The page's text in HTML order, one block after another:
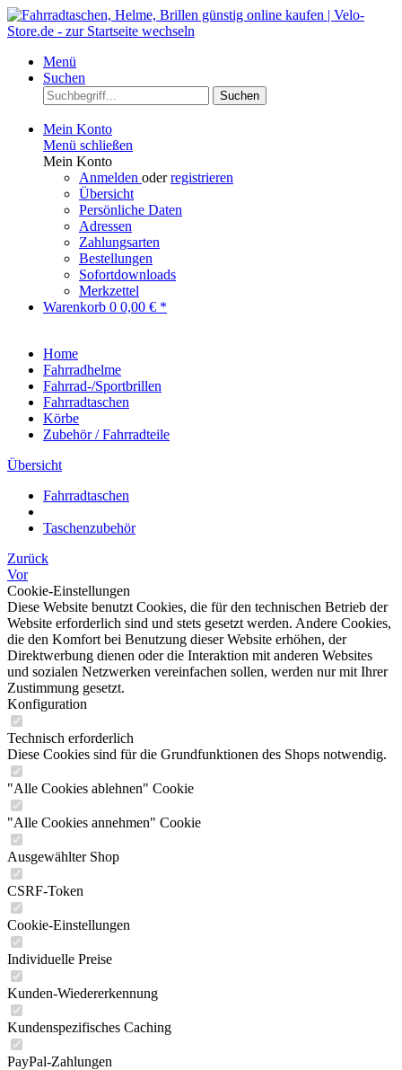
Menü
Suchen
Suchen
Mein Konto
Menü schließen
Mein Konto
Anmelden oderregistrieren
Übersicht
Persönliche Daten
Adressen
Zahlungsarten
Bestellungen
Sofortdownloads
Merkzettel
Warenkorb 0 0,00 € *
Home
Fahrradhelme
Fahrrad-/Sportbrillen
Fahrradtaschen
Körbe
Zubehör / Fahrradteile
Übersicht
Fahrradtaschen
Taschenzubehör
Zurück
Vor
Cookie-Einstellungen
Diese Website benutzt Cookies, die für den technischen Betrieb der
Website erforderlich sind und stets gesetzt werden. Andere Cookies,
die den Komfort bei Benutzung dieser Website erhöhen, der
Direktwerbung dienen oder die Interaktion mit anderen Websites
und sozialen Netzwerken vereinfachen sollen, werden nur mit Ihrer
Zustimmung gesetzt.
Konfiguration
Technisch erforderlich
Diese Cookies sind für die Grundfunktionen des Shops notwendig.
"Alle Cookies ablehnen" Cookie
"Alle Cookies annehmen" Cookie
Ausgewählter Shop
CSRF-Token
Cookie-Einstellungen
Individuelle Preise
Kunden-Wiedererkennung
Kundenspezifisches Caching
PayPal-Zahlungen